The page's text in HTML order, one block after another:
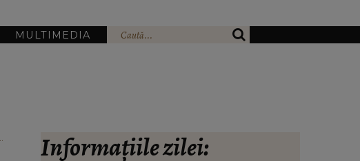
MULTIMEDIA
Informațiile zilei: